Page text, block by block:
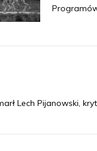
Lech Pijanowski,